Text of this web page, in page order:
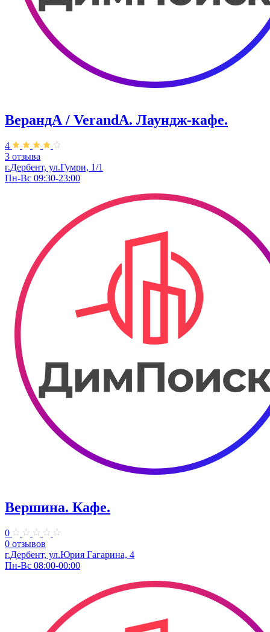
ВерандА / VerandA. ​Лаундж-кафе.
4
3 отзыва
г.Дербент, ул.Гумри, 1/1
Пн-Вс 09:30-23:00
Вершина. Кафе.
0
0 отзывов
г.Дербент, ул.Юрия Гагарина, 4
Пн-Вс 08:00-00:00